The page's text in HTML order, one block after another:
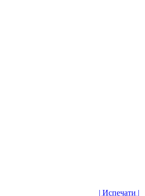
| Испечати |